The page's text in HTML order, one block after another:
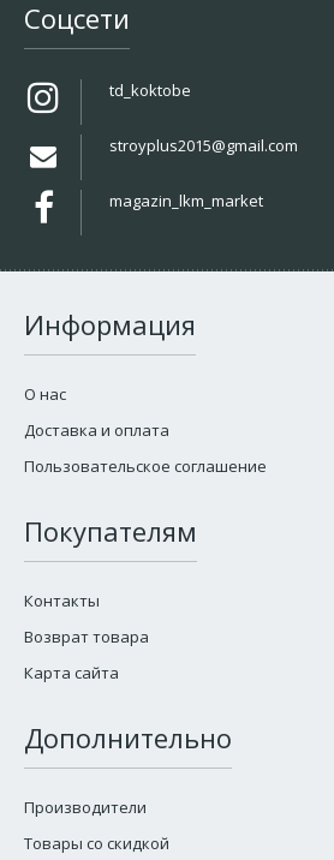
Соцсети
td_koktobe
stroyplus2015@gmail.com
magazin_lkm_market
Информация
О нас
Доставка и оплата
Пользовательское соглашение
Покупателям
Контакты
Возврат товара
Карта сайта
Дополнительно
Производители
Товары со скидкой